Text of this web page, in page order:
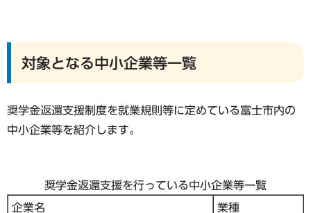
対象となる中小企業等一覧
奨学金返還支援制度を就業規則等に定めている富士市内の
中小企業等を紹介します。
奨学金返還支援を行っている中小企業等一覧
企業名
業種